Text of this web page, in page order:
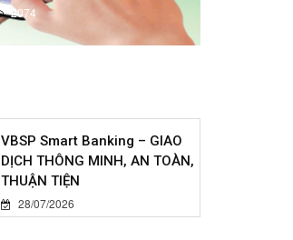
2074
VBSP Smart Banking – GIAO
DỊCH THÔNG MINH, AN TOÀN,
THUẬN TIỆN
28/07/2026